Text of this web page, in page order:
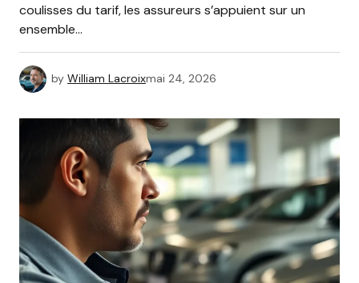
coulisses du tarif, les assureurs s’appuient sur un
ensemble…
by William Lacroixmai 24, 2026